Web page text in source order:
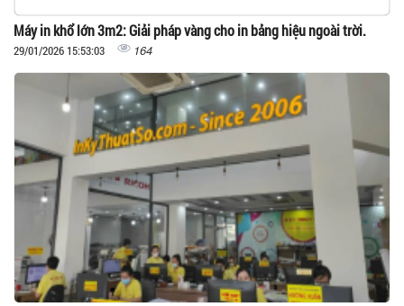
Máy in khổ lớn 3m2: Giải pháp vàng cho in bảng hiệu ngoài trời.
29/01/2026 15:53:03 164